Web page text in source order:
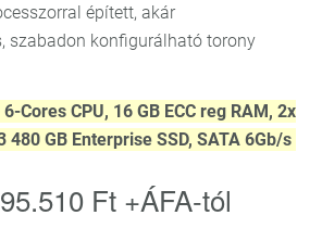
épített, akár
szabadon konfigurálható torony
Cores CPU, 16 GB ECC reg RAM, 2x
480 GB Enterprise SSD, SATA 6Gb/s
Ft +ÁFA-tól